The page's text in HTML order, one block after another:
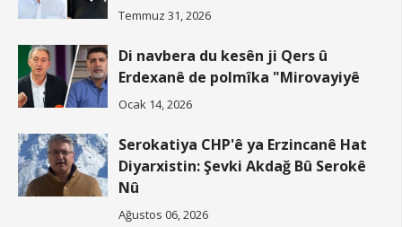
Temmuz 31, 2026
Di navbera du kesên ji Qers û
Erdexanê de polmîka "Mirovayiyê
Ocak 14, 2026
Serokatiya CHP'ê ya Erzincanê Hat
Diyarxistin: Şevki Akdağ Bû Serokê
Nû
Ağustos 06, 2026